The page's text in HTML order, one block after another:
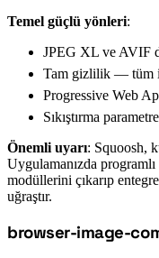
Temel güçlü yönleri:
JPEG XL ve AVIF
Tam gizlilik — tüm
Progressive Web
Sıkıştırma
Önemli uyarı: Squoosh,
Uygulamanızda programlı
modüllerini çıkarıp
uğraştır.
#
browser-image-